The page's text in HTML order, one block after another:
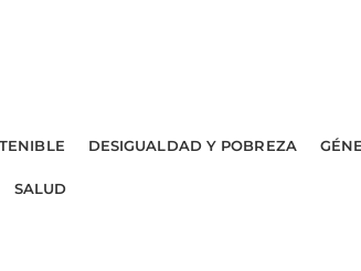
DESIGUALDAD Y POBREZA
SALUD